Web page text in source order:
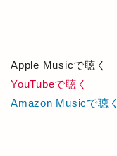
Apple Musicで聴く
YouTubeで聴く
Amazon Musicで聴く